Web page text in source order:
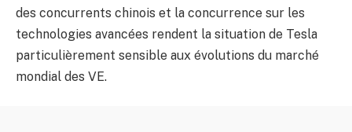
des concurrents chinois et la concurrence sur les
technologies avancées rendent la situation de Tesla
particulièrement sensible aux évolutions du marché
mondial des VE.